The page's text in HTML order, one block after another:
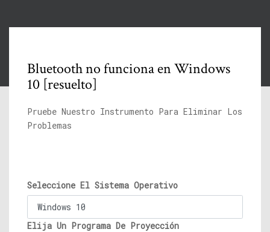
Bluetooth no funciona en Windows
10 [resuelto]
Pruebe Nuestro Instrumento Para Eliminar Los
Problemas
Seleccione El Sistema Operativo
Elija Un Programa De Proyección